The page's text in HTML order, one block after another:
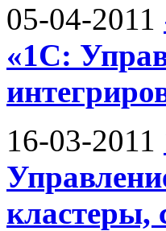
05-04-2011
«1С:
16-03-2011
кластеры,